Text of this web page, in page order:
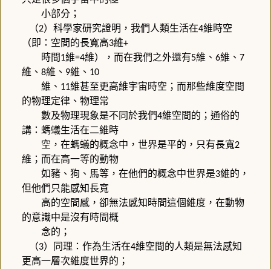
小部分；
（2）科學家研究證明，我們人類生活在4維時空
（即：空間的長寬高3維+
時間1維=4維），而在我們之外還有5維、 6維、 7
維、 8維、 9維、 10
維、 11維甚至更高維宇宙時空；而那些維度空間
的物理定律、物理常
數及物理現象是不同於我們4維空間的；通俗的
講：螞蟻生活在二維時
空，在螞蟻的概念中，世界是平的，只有長寬2
維；而在高一等的動物
如豬、狗、馬等，在他們的概念中世界是3維的，
但他們只能感知長寬
高的空間感，卻無法感知時間這個維度，在動物
的意識中是沒有時間概
念的；
（3）同理：作為生活在4維空間的人類是無法感知
更高一層次維度世界的；